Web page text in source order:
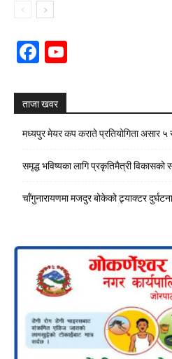
Facebook
ताजा खवर
मध्यपुर मेयर कप कराते प्रतियोगिता असार ५
समृद्ध भविष्यका लागि प्रकृतिमैत्री विकासको
चाँगुनारायणमा मजदुर बोकेको ट्र्याक्टर